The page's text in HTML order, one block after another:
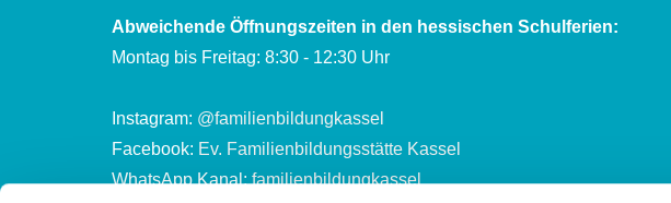
Abweichende Öffnungszeiten in den hessischen Schulferien:
Montag bis Freitag: 8:30 - 12:30 Uhr
Instagram: @familienbildungkassel
Facebook: Ev. Familienbildungsstätte Kassel
WhatsApp Kanal:familienbildungkassel